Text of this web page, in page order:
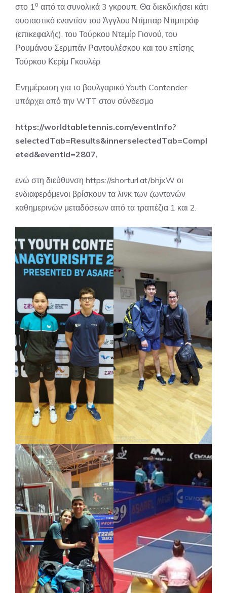
στο 1ο από τα συνολικά 3 γκρουπ. Θα διεκδικήσει κάτι
ουσιαστικό εναντίον του Άγγλου Ντίμιταρ Ντιμιτρόφ
(επικεφαλής), του Τούρκου Ντεμίρ Γιονού, του
Ρουμάνου Σερμπάν Ραντουλέσκου και του επίσης
Τούρκου Κερίμ Γκουλέρ.
Ενημέρωση για το βουλγαρικό Youth Contender
υπάρχει από την WTT στον σύνδεσμο
https://worldtabletennis.com/eventInfo?
selectedTab=Results&innerselectedTab=Compl
eted&eventId=2807,
ενώ στη διεύθυνση https://shorturl.at/bhjxW οι
ενδιαφερόμενοι βρίσκουν τα λινκ των ζωντανών
καθημερινών μεταδόσεων από τα τραπέζια 1 και 2.